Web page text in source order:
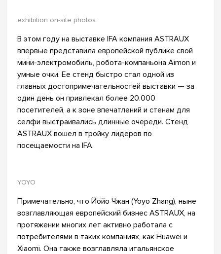
exhibition on-site photos
В этом году на выставке IFA компания ASTRAUX
впервые представила европейской публике свой
мини-электромобиль, робота-компаньона Aimon и
умные очки. Ее стенд быстро стал одной из
главных достопримечательностей выставки — за
один день он привлекал более 20.000
посетителей, а к зоне впечатлений и стенам для
селфи выстраивались длинные очереди. Стенд
ASTRAUX вошел в тройку лидеров по
посещаемости на IFA.
YOYO
Примечательно, что Йойо Чжан (Yoyo Zhang), ныне
возглавляющая европейский бизнес ASTRAUX, на
протяжении многих лет активно работала с
потребителями в таких компаниях, как Huawei и
Xiaomi. Она также возглавляла итальянское